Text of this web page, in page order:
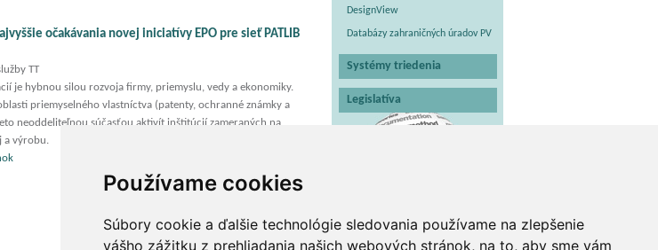
Používame cookies
Súbory cookie a ďalšie technológie sledovania používame na zlepšenie
vášho zážitku z prehliadania našich webových stránok, na to, aby sme vám
očakávania novej iniciatívy EPO pre sieť PATLIB
TT
je hybnou silou rozvoja firmy, priemyslu, vedy a ekonomiky.
priemyselného vlastníctva (patenty, ochranné známky a
neoddeliteľnou súčasťou aktivít inštitúcií zameraných na
a výrobu.
DesignView
Databázy zahraničných úradov PV
Systémy triedenia
Legislatíva